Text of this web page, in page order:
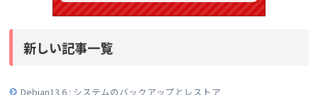
新しい記事一覧
Debian13.6 : システムのバックアップとレストア